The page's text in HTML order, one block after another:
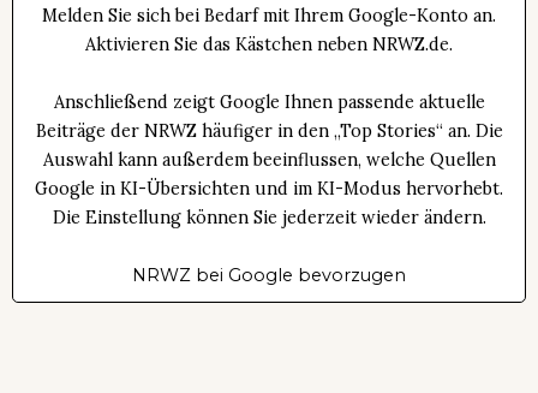
Melden Sie sich bei Bedarf mit Ihrem Google-Konto an.
Aktivieren Sie das Kästchen neben NRWZ.de.
Anschließend zeigt Google Ihnen passende aktuelle
Beiträge der NRWZ häufiger in den „Top Stories“ an. Die
Auswahl kann außerdem beeinflussen, welche Quellen
Google in KI-Übersichten und im KI-Modus hervorhebt.
Die Einstellung können Sie jederzeit wieder ändern.
NRWZ bei Google bevorzugen